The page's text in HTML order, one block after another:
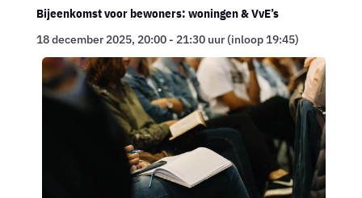
Bijeenkomst voor bewoners: woningen & VvE’s
18 december 2025, 20:00 - 21:30 uur (inloop 19:45)